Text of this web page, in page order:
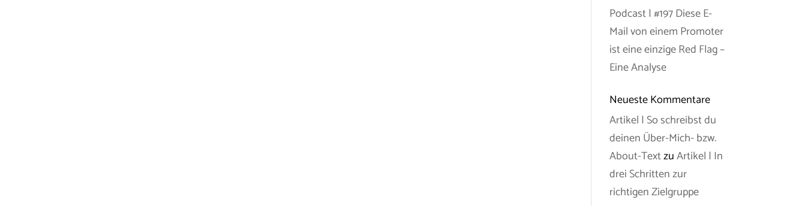
Podcast | #197 Diese E-
Mail von einem Promoter
ist eine einzige Red Flag –
Eine Analyse
Neueste Kommentare
Artikel | So schreibst du
deinen Über-Mich- bzw.
About-TextzuArtikel | In
drei Schritten zur
richtigen Zielgruppe